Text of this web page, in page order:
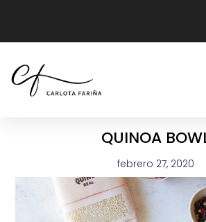
QUINOA
febrero 27, 2020